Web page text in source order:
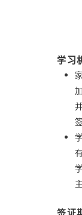
学习